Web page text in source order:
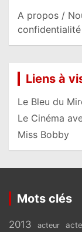
A propos /
confidentialité
Liens à
Le Bleu du
Le Cinéma
Miss Bobby
Mots clés
2013 acteur